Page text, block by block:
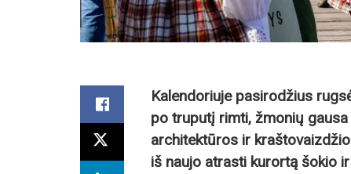
Kalendoriuje pasirodžius
po truputį rimti, žmonių
architektūros ir
iš naujo atrasti kurortą šokio